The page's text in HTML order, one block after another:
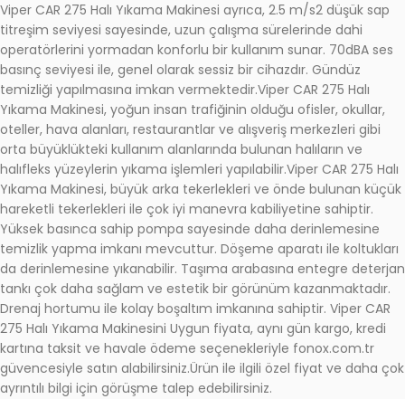
Viper CAR 275 Halı Yıkama Makinesi ayrıca, 2.5 m/s2 düşük sap
titreşim seviyesi sayesinde, uzun çalışma sürelerinde dahi
operatörlerini yormadan konforlu bir kullanım sunar. 70dBA ses
basınç seviyesi ile, genel olarak sessiz bir cihazdır. Gündüz
temizliği yapılmasına imkan vermektedir.Viper CAR 275 Halı
Yıkama Makinesi, yoğun insan trafiğinin olduğu ofisler, okullar,
oteller, hava alanları, restaurantlar ve alışveriş merkezleri gibi
orta büyüklükteki kullanım alanlarında bulunan halıların ve
halıfleks yüzeylerin yıkama işlemleri yapılabilir.Viper CAR 275 Halı
Yıkama Makinesi, büyük arka tekerlekleri ve önde bulunan küçük
hareketli tekerlekleri ile çok iyi manevra kabiliyetine sahiptir.
Yüksek basınca sahip pompa sayesinde daha derinlemesine
temizlik yapma imkanı mevcuttur. Döşeme aparatı ile koltukları
da derinlemesine yıkanabilir. Taşıma arabasına entegre deterjan
tankı çok daha sağlam ve estetik bir görünüm kazanmaktadır.
Drenaj hortumu ile kolay boşaltım imkanına sahiptir. Viper CAR
275 Halı Yıkama Makinesini Uygun fiyata, aynı gün kargo, kredi
kartına taksit ve havale ödeme seçenekleriyle fonox.com.tr
güvencesiyle satın alabilirsiniz.Ürün ile ilgili özel fiyat ve daha çok
ayrıntılı bilgi için görüşme talep edebilirsiniz.